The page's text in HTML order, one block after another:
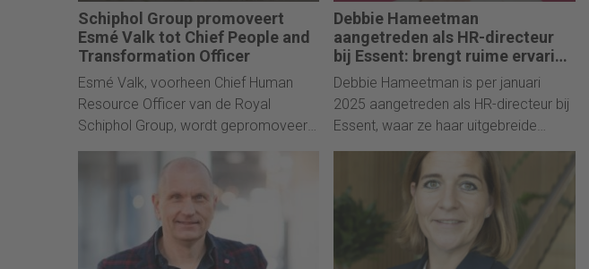
Schiphol Group promoveert
Esmé Valk tot Chief People and
Transformation Officer
Esmé Valk, voorheen Chief Human
Resource Officer van de Royal
Schiphol Group, wordt gepromoveerd
tot Chief People and Transformation
Officer (CPTO). In die functie wordt zij
naast topman Pieter van Oord en
financieel directeur Robert Carsouw
de derde statutair bestuurder.
Debbie Hameetman
aangetreden als HR-directeur
bij Essent: brengt ruime ervaring
en strategische visie
Debbie Hameetman is per januari
2025 aangetreden als HR-directeur bij
Essent, waar ze haar uitgebreide
ervaring in HR-leiderschap inzet om de
het bedrijf te versterken.